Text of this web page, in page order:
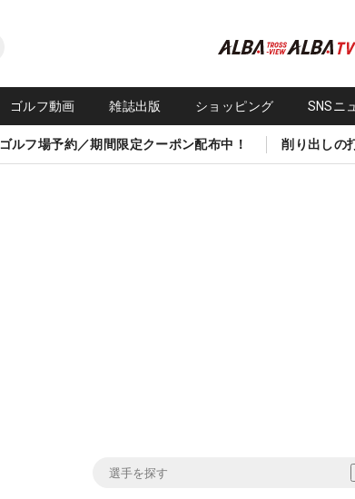
ゴルフ動画 雑誌出版 ショッピング SNSニ
ゴルフ場予約／期間限定クーポン配布中！ 削り出しの